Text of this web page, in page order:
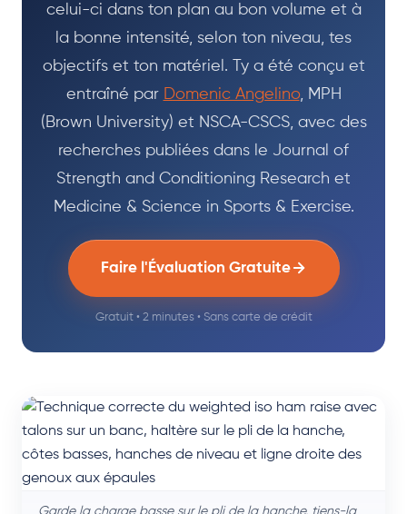
celui-ci dans ton plan au bon volume et à
la bonne intensité, selon ton niveau, tes
objectifs et ton matériel. Ty a été conçu et
entraîné par
Domenic Angelino, MPH
(Brown University) et NSCA-CSCS, avec des
recherches publiées dans le Journal of
Strength and Conditioning Research et
Medicine & Science in Sports & Exercise.
Faire l'Évaluation Gratuite
Gratuit • 2 minutes • Sans carte de crédit
Garde la charge basse sur le pli de la hanche, tiens-la